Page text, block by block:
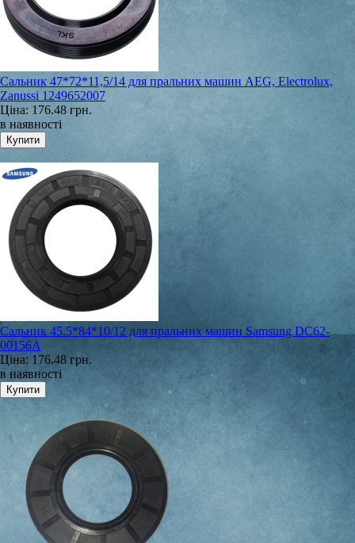
Сальник 47*72*11,5/14 для пральних машин AEG, Electrolux,
Zanussi 1249652007
Ціна: 176.48 грн.
в наявності
Сальник 45.5*84*10/12 для пральних машин Samsung DC62-
00156A
Ціна: 176.48 грн.
в наявності